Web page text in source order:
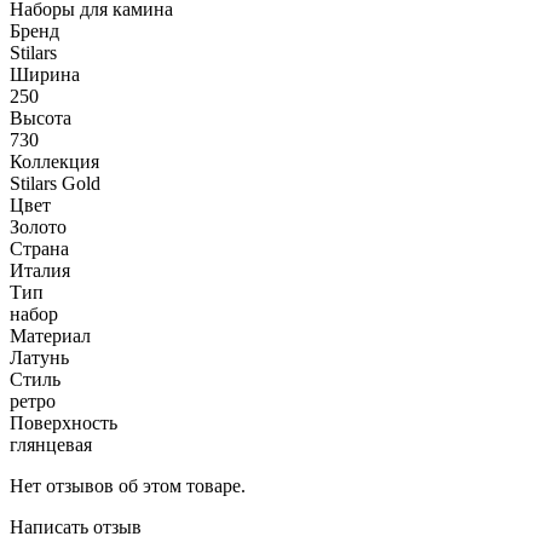
Наборы для камина
Бренд
Stilars
Ширина
250
Высота
730
Коллекция
Stilars Gold
Цвет
Золото
Страна
Италия
Тип
набор
Материал
Латунь
Стиль
ретро
Поверхность
глянцевая
Нет отзывов об этом товаре.
Написать отзыв